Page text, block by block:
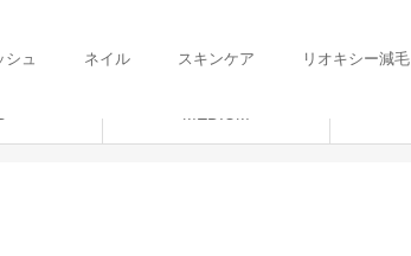
シュ ネイル スキンケア リオキシー減毛